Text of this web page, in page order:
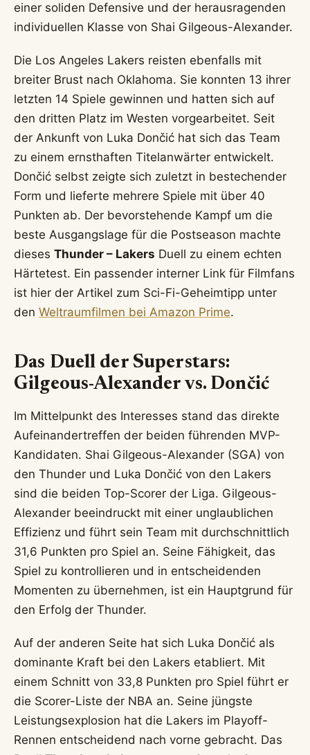
einer soliden Defensive und der herausragenden
individuellen Klasse von Shai Gilgeous-Alexander.
Die Los Angeles Lakers reisten ebenfalls mit
breiter Brust nach Oklahoma. Sie konnten 13 ihrer
letzten 14 Spiele gewinnen und hatten sich auf
den dritten Platz im Westen vorgearbeitet. Seit
der Ankunft von Luka Dončić hat sich das Team
zu einem ernsthaften Titelanwärter entwickelt.
Dončić selbst zeigte sich zuletzt in bestechender
Form und lieferte mehrere Spiele mit über 40
Punkten ab. Der bevorstehende Kampf um die
beste Ausgangslage für die Postseason machte
dieses Thunder – Lakers Duell zu einem echten
Härtetest. Ein passender interner Link für Filmfans
ist hier der Artikel zum Sci-Fi-Geheimtipp unter
den Weltraumfilmen bei Amazon Prime.
Das Duell der Superstars:
Gilgeous-Alexander vs. Dončić
Im Mittelpunkt des Interesses stand das direkte
Aufeinandertreffen der beiden führenden MVP-
Kandidaten. Shai Gilgeous-Alexander (SGA) von
den Thunder und Luka Dončić von den Lakers
sind die beiden Top-Scorer der Liga. Gilgeous-
Alexander beeindruckt mit einer unglaublichen
Effizienz und führt sein Team mit durchschnittlich
31,6 Punkten pro Spiel an. Seine Fähigkeit, das
Spiel zu kontrollieren und in entscheidenden
Momenten zu übernehmen, ist ein Hauptgrund für
den Erfolg der Thunder.
Auf der anderen Seite hat sich Luka Dončić als
dominante Kraft bei den Lakers etabliert. Mit
einem Schnitt von 33,8 Punkten pro Spiel führt er
die Scorer-Liste der NBA an. Seine jüngste
Leistungsexplosion hat die Lakers im Playoff-
Rennen entscheidend nach vorne gebracht. Das